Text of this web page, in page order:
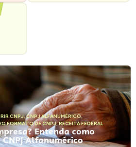
CNPJ,CNPJ ALFANUMÉRICO,
FORMATO DE CNPJ,RECEITA FEDERAL
Entenda como
Alfanumérico